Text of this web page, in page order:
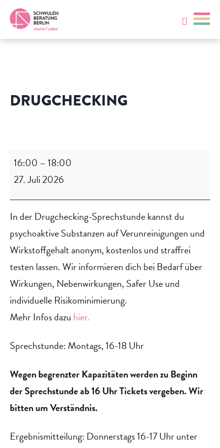
DRUGCHECKING
16:00 – 18:00
27. Juli 2026
In der Drugchecking-Sprechstunde kannst du
psychoaktive Substanzen auf Verunreinigungen und
Wirkstoffgehalt anonym, kostenlos und straffrei
testen lassen. Wir informieren dich bei Bedarf über
Wirkungen, Nebenwirkungen, Safer Use und
individuelle Risikominimierung.
Mehr Infos dazu hier.
Sprechstunde: Montags, 16-18 Uhr
Wegen begrenzter Kapazitäten werden zu Beginn
der Sprechstunde ab 16 Uhr Tickets vergeben. Wir
bitten um Verständnis.
Ergebnismitteilung: Donnerstags 16-17 Uhr unter